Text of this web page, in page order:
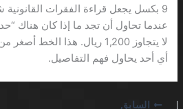
9 بكسل يجعل قراءة الفقرات
عندما تحاول أن تجد ما إذا كان هناك
لا يتجاوز 1,200 ريال. هذا
أي أحد يحاول فهم التفاصيل.
السابق